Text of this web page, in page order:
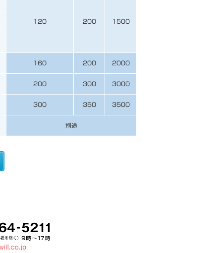
120 200 1500
160 200 2000
200 300 3000
300 350 3500
別途